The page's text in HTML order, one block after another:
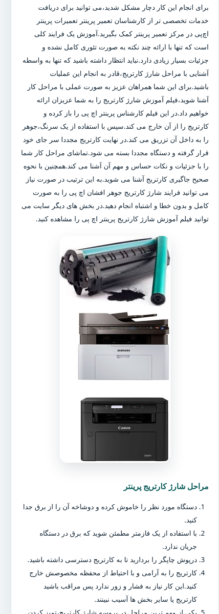
برای انجام این کار دچار مشکل شدید،می توانید برای دریافت
خدمات تخصصی تر از کارشناسان تعمیر پرینتر تعمیرات پرینتر
اچ‌پی در مرکز تعمیر پرینتر کمک بگیرید.آموزش یک فرایند کلی
است که تنها با ارائه چند نکته به صورت تئوری کامل نشده و
جزئیات بسیار زیادی دارد.نباید انتظار داشته باشید که تنها به واسطه
آشنایی با مراحل شارژ کارتریج،قادر به انجام این عملیات
باشید.برای این شما همراهان عزیز به صورت عملی با مراحل کار
آشنا شوید،فیلم آموزش شارژ کارتریج را به شما عزیزان ارائه
خواهیم داد.در این فیلم کارشناس پرینتر اچ پی را باز کرده و
کارتریج را از آن خارج می کند.سپس با استفاده از یک سرنگ،جوهر
را به داخل آن تزریق می کند.در نهایت کارتریج مجددا سر جای خود
قرار گرفته و دستگاه مجددا بسته می شود.تماشای مراحل کار شما
را با جزئیات و نکات حساس و مهم آن آشنا می کند.همچنین با نحوه
صحیح جاگیری کارتریج آشنا می شوید.به این ترتیب در صورت نیاز
می توانید فرایند شارژ کارتریج جوهر افشان اچ پی را به صورت
کامل و بدون خطا و اشتباه انجام دهید.در بخش های دیگر سایت می
توانید فیلم آموزش شارژ کارتریج پرینتر اچ پی را مشاهده کنید.
مراحل شارژ کارتریج پرینتر
دستگاه مورد نظر را خاموش کرده و دوشاخه آن را از برق جدا
کنید.
با استفاده از یک فازمتر مطمئن شوید که برق در دستگاه
جریان ندارد.
درپوش چاپگر را بردارید تا به کارتریج دسترسی داشته باشید.
کارتریج را به آرامی و با احتیاط از محفظه مخصوصش خارج
کنید.این کار نیاز به فشار و زور ندارد پس مراقب باشید
کارتریج یا سایر بخش ها آسیب نبینند.